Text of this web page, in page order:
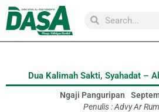
Dua Kalimah Sakti, Syahadat –
Ngaji Panguripan
Penulis :Advy Ar